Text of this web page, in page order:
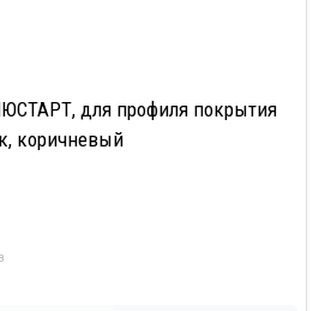
для профиля покрытия
коричневый